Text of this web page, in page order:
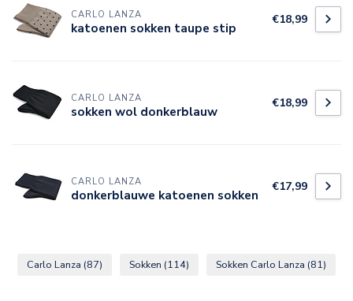
CARLO LANZA
katoenen sokken taupe stip €18,99
CARLO LANZA
sokken wol donkerblauw €18,99
CARLO LANZA
donkerblauwe katoenen sokken €17,99
Carlo Lanza (87) Sokken (114) Sokken Carlo Lanza (81)